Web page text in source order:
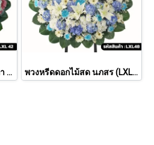
พวงหรีดดอกไม้สด พรรณผกา (LXL42) พวงหรีดดอกไม้สด นภสร (LXL 48)